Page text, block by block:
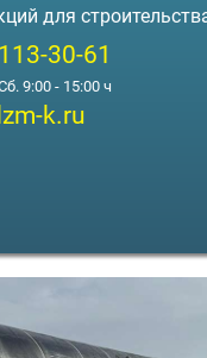
для
30-61
9:00 - 15:00 ч
k.ru